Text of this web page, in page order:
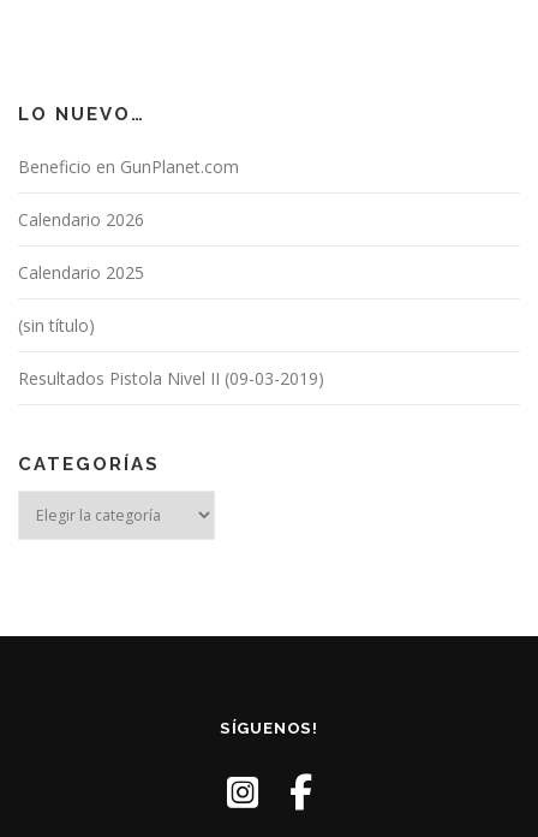
c
i
n
e
e
n
t
d
a
LO NUEVO…
Beneficio en GunPlanet.com
Calendario 2026
Calendario 2025
(sin título)
Resultados Pistola Nivel II (09-03-2019)
CATEGORÍAS
SÍGUENOS!